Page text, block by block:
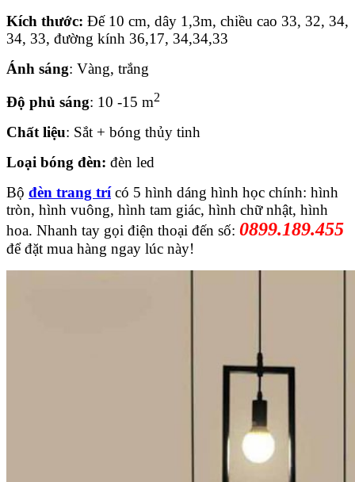
Kích thước: Đế 10 cm, dây 1,3m, chiều cao 33, 32, 34,
34, 33, đường kính 36,17, 34,34,33
Ánh sáng: Vàng, trắng
Độ phủ sáng: 10 -15 m2
Chất liệu: Sắt + bóng thủy tinh
Loại bóng đèn: đèn led
Bộ đèn trang trícó 5 hình dáng hình học chính: hình
tròn, hình vuông, hình tam giác, hình chữ nhật, hình
hoa. Nhanh tay gọi điện thoại đến số: 0899.189.455
để đặt mua hàng ngay lúc này!